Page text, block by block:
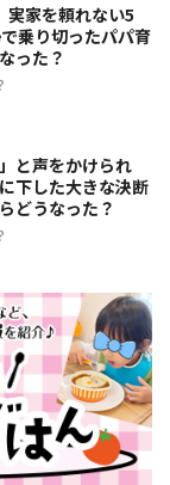
実家を頼れない5
乗り切ったパパ育
った？
と声をかけられ
下した大きな決断
どうなった？